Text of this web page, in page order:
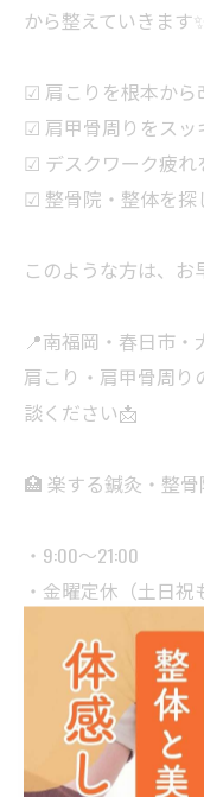
から整えていきます✨
☑ 肩こりを根本から
☑ 肩甲骨周りをスッ
☑ デスクワーク疲れ
☑ 整骨院・整体を探
このような方は、
📍南福岡・春日市・
肩こり・肩甲骨周り
談ください📩
🏥 楽する鍼灸・整
・9:00〜21:00
・金曜定休（土日祝
・桜並木駅 徒歩5分
・南福岡駅 徒歩10分
📲LINE／DM／電話